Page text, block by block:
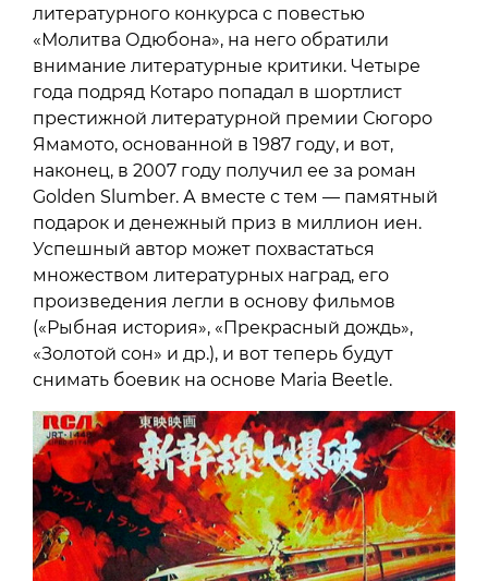
литературного конкурса с повестью
«Молитва Одюбона», на него обратили
внимание литературные критики. Четыре
года подряд Котаро попадал в шортлист
престижной литературной премии Сюгоро
Ямамото, основанной в 1987 году, и вот,
наконец, в 2007 году получил ее за роман
Golden Slumber. А вместе с тем — памятный
подарок и денежный приз в миллион иен.
Успешный автор может похвастаться
множеством литературных наград, его
произведения легли в основу фильмов
(«Рыбная история», «Прекрасный дождь»,
«Золотой сон» и др.), и вот теперь будут
снимать боевик на основе Maria Beetle.